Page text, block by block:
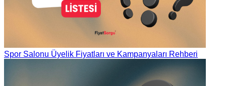
Spor Salonu Üyelik Fiyatları ve Kampanyaları Rehberi